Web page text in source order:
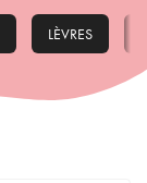
LÈVRES